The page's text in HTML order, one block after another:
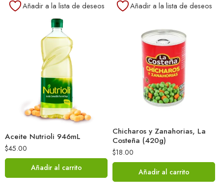
Añadir a la lista de deseos
Aceite Nutrioli 946mL
$45.00
Añadir al carrito
Añadir a la lista de deseos
Chicharos y Zanahorias, La
Costeña (420g)
$18.00
Añadir al carrito